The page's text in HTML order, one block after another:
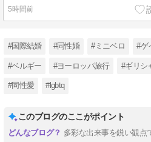
5時間前
#国際結婚 #同性婚 #ミニベロ #ゲ
#ベルギー #ヨーロッパ旅行 #ギリシ
#同性愛 #lgbtq
このブログのここがポイント
多彩な出来事を鋭い観点